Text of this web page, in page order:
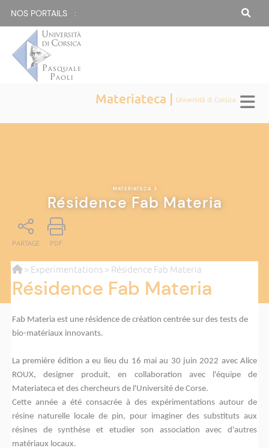
NOS PORTAILS :
Materiateca | Università di Corsica
MATERIATECA |
Résidence Fab Materia
PARTAGE PDF
> Experimentations> Résidence Fab Materia
Résidence Fab Materia
Fab Materia est une résidence de création centrée sur des tests de
bio-matériaux innovants.
La première édition a eu lieudu 16 mai au 30 juin 2022 avecAlice
ROUX, designer produit, en collaboration avec l'équipe de
Materiateca et des chercheurs de l'Université de Corse.
Cette année a été consacrée à des expérimentations autour de
résine naturelle locale de pin, pour imaginer des substituts aux
résines de synthèse et etudier son association avec d'autres
matériaux locaux.